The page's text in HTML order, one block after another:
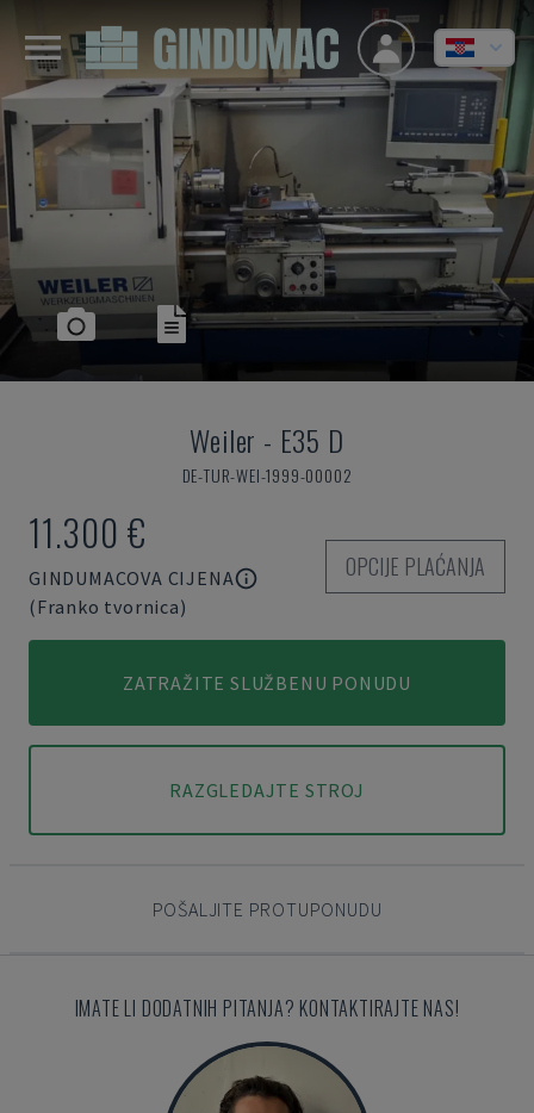
Weiler - E35 D
DE-TUR-WEI-1999-00002
11.300 €
GINDUMACOVA CIJENA
(Franko tvornica)
OPCIJE PLAĆANJA
ZATRAŽITE SLUŽBENU PONUDU
RAZGLEDAJTE STROJ
POŠALJITE PROTUPONUDU
IMATE LI DODATNIH PITANJA? KONTAKTIRAJTE NAS!